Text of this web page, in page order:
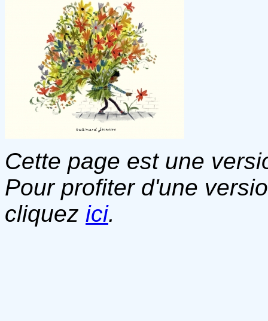
Cette page est une
Pour profiter d'une
cliquez ici.